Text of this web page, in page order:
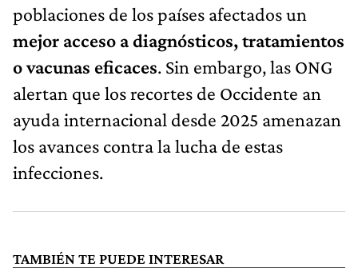
poblaciones de los países afectados un
mejor acceso a diagnósticos, tratamientos
o vacunas eficaces. Sin embargo, las ONG
alertan que los recortes de Occidente an
ayuda internacional desde 2025 amenazan
los avances contra la lucha de estas
infecciones.
TAMBIÉN TE PUEDE INTERESAR